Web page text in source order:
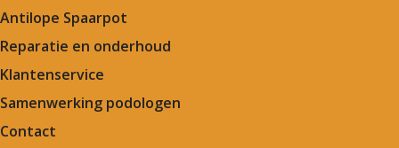
Antilope Spaarpot
Reparatie en onderhoud
Klantenservice
Samenwerking podologen
Contact